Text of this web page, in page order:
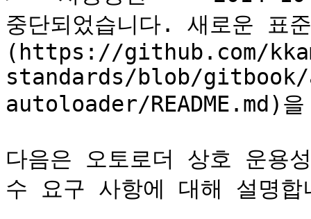
중단되었습니다. 새로운 표
(https://github.com/
standards/blob/
autoloader/README.md)
다음은 오토로더 상호 운용
수 요구 사항에 대해 설명합